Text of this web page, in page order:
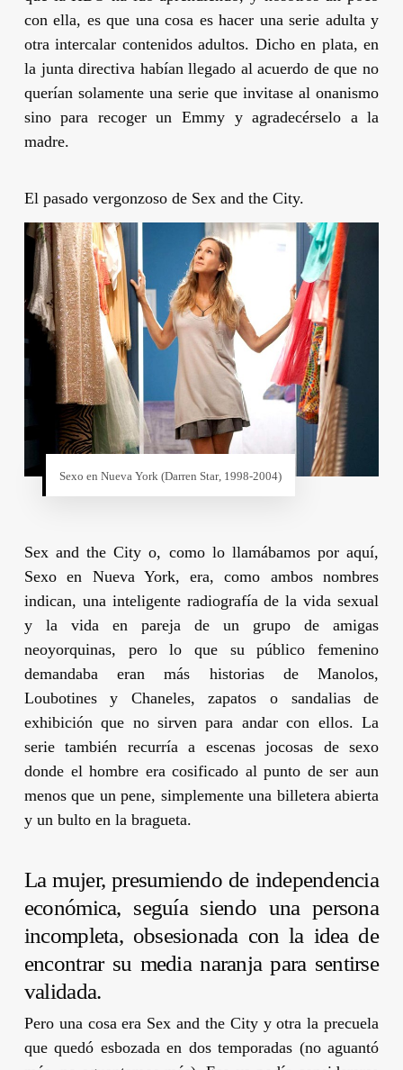
con ella, es que una cosa es hacer una serie adulta y
otra intercalar contenidos adultos. Dicho en plata, en
la junta directiva habían llegado al acuerdo de que no
querían solamente una serie que invitase al onanismo
sino para recoger un Emmy y agradecérselo a la
madre.
El pasado vergonzoso de Sex and the City.
Sexo en Nueva York (Darren Star, 1998-2004)
Sex and the City o, como lo llamábamos por aquí,
Sexo en Nueva York, era, como ambos nombres
indican, una inteligente radiografía de la vida sexual
y la vida en pareja de un grupo de amigas
neoyorquinas, pero lo que su público femenino
demandaba eran más historias de Manolos,
Loubotines y Chaneles, zapatos o sandalias de
exhibición que no sirven para andar con ellos. La
serie también recurría a escenas jocosas de sexo
donde el hombre era cosificado al punto de ser aun
menos que un pene, simplemente una billetera abierta
y un bulto en la bragueta.
La mujer, presumiendo de independencia
económica, seguía siendo una persona
incompleta, obsesionada con la idea de
encontrar su media naranja para sentirse
validada.
Pero una cosa era Sex and the Cityy otra la precuela
que quedó esbozada en dos temporadas (no aguantó